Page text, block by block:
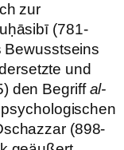
zur
(781-
Bewusstseins
und
den Begriffal-
(898-